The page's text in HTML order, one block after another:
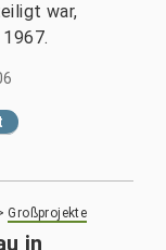
war,
Großprojekte
in